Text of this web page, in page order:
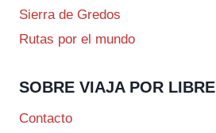
Sierra de Gredos
Rutas por el mundo
SOBRE VIAJA POR LIBRE
Contacto